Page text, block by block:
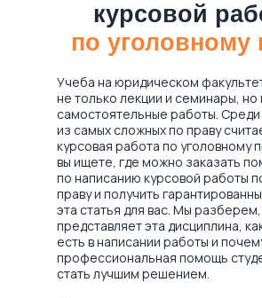
курсовой
по уголовному
Учеба на юридическом
не только лекции и семинары,
самостоятельные работы. Среди
из самых сложных по праву
курсовая работа по уголовному
вы ищете, где можно заказать
по написанию курсовой работы
праву и получить
эта статья для вас. Мы
представляет эта дисциплина,
есть в написании работы и
профессиональная помощь
стать лучшим решением.